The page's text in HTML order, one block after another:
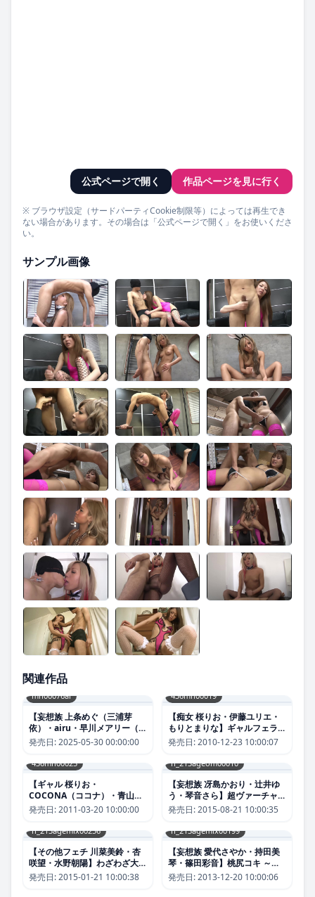
公式ページで開く 作品ページを見に行く
※ ブラウザ設定（サードパーティCookie制限等）によっては再生でき
ない場合があります。その場合は「公式ページで開く」をお使いくださ
い。
サンプル画像
関連作品
mn00076ai
【妄想族 上条めぐ（三浦芽
依）・airu・早川メアリー（橘
アイリ）】【AIリマスター
版】神騎乗 極上ギャル悶絶騎
乗交尾｜mn00076ai
発売日:2025-05-30 00:00:00
436mn00019
【痴女 桜りお・伊藤ユリエ・
もりとまりな】ギャルフェラ｜
436mn00019
発売日:2010-12-23 10:00:07
436mn00025
【ギャル 桜りお・
COCONA（ココナ）・青山ゆ
い】ギャルテコ II｜
436mn00025
発売日:2011-03-20 10:00:00
h_213ageom00010
【妄想族 冴島かおり・辻井ゆ
う・琴音さら】超ヴァーチャ
ル！体験型フェラチオ 上映4時
間｜h_213ageom00010
発売日:2015-08-21 10:00:35
h_213agemix00256
【その他フェチ 川菜美鈴・杏
咲望・水野朝陽】わざわざ大袈
裟にジュパジュパ音を立てるフ
ェラチオ 2｜
発売日:2015-01-21 10:00:38
h_213agemix00199
【妄想族 愛代さやか・持田美
琴・篠田彩音】桃尻コキ ～美
少女のプリケツで尻摩擦～｜
h_213agemix00199
発売日:2013-12-20 10:00:06